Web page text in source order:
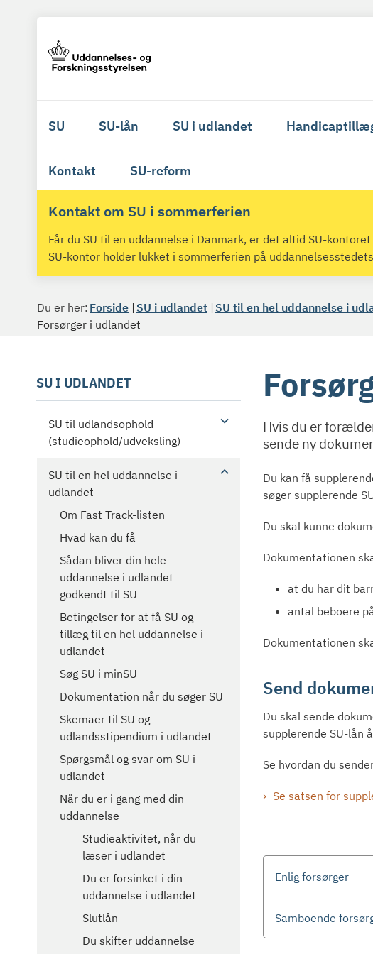
SU SU-lån SU i udlandet
Kontakt SU-reform
Kontakt om SU i sommerferien
Får du SU til en uddannelse i Danmark, er det altid SU-
SU-kontor holder lukket i sommerferien på
Du er her: Forside SU i udlandet SU til en hel uddannelse i
Forsørger i udlandet
SU I UDLANDET
SU til udlandsophold
(studieophold/udveksling)
SU til en hel uddannelse i
udlandet
Om Fast Track-listen
Hvad kan du få
Sådan bliver din hele
uddannelse i udlandet
godkendt til SU
Betingelser for at få SU og
tillæg til en hel uddannelse i
udlandet
Søg SU i minSU
Dokumentation når du søger SU
Skemaer til SU og
udlandsstipendium i udlandet
Spørgsmål og svar om SU i
udlandet
Når du er i gang med din
uddannelse
Studieaktivitet, når du
læser i udlandet
Du er forsinket i din
uddannelse i udlandet
Slutlån
Du skifter uddannelse
Hvis du er
sende ny
Du kan få
søger supplerende
Du skal kunne
Dokumentationen
at du har dit
antal beboere
Dokumentationen
Send
Du skal sende
supplerende SU-lån
Se hvordan du
Se satsen for
Enlig forsørger
Samboende